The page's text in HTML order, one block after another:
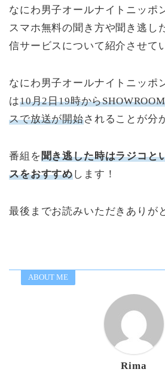
なにわ男子オールナイトニッポ
スマホ無料の聞き方や聞き逃し
信サービスについて紹介させて
なにわ男子オールナイトニッポ
は10月2日19時から
スで放送が開始されることが分
番組を聞き逃した時はラジコと
スをおすすめします！
最後までお読みいただきありが
ABOUT ME
Rima